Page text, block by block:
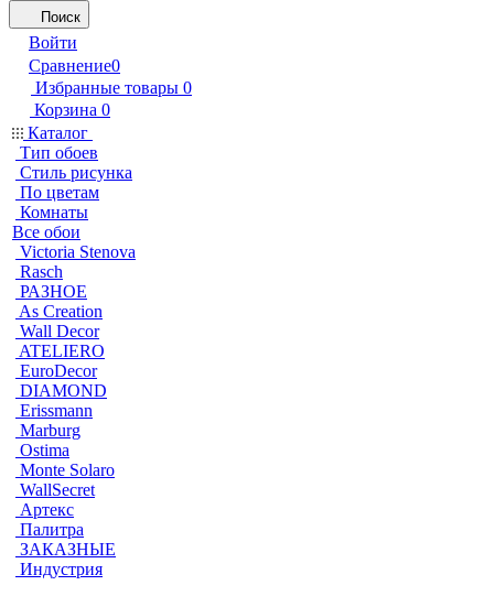
Поиск
Войти
Сравнение0
Избранные товары 0
Корзина 0
Каталог
Тип обоев
Стиль рисунка
По цветам
Комнаты
Все обои
Victoria Stenova
Rasch
РАЗНОЕ
As Creation
Wall Decor
ATELIERO
EuroDecor
DIAMOND
Erissmann
Marburg
Ostima
Monte Solaro
WallSecret
Артекс
Палитра
ЗАКАЗНЫЕ
Индустрия